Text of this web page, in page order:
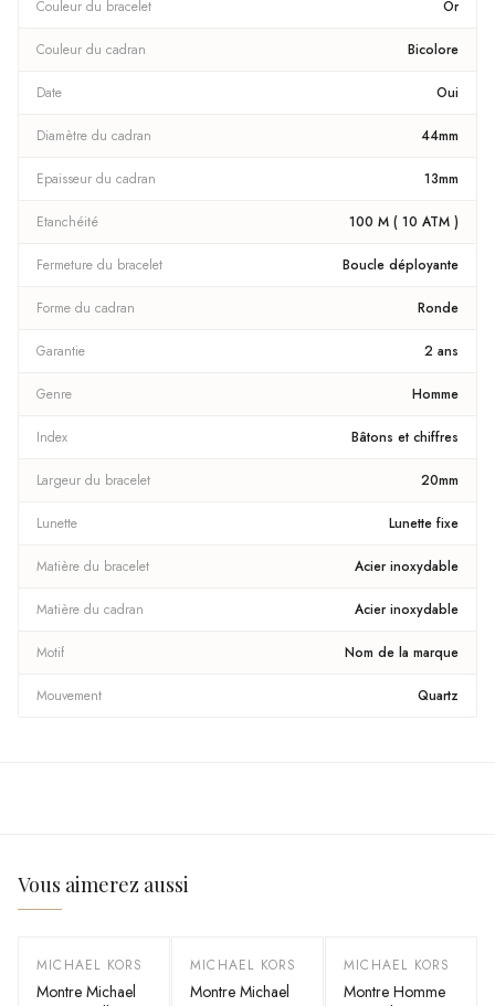
Couleur du bracelet Or
Couleur du cadran Bicolore
Date Oui
Diamètre du cadran 44mm
Epaisseur du cadran 13mm
Etanchéité 100 M ( 10 ATM )
Fermeture du bracelet Boucle déployante
Forme du cadran Ronde
Garantie 2 ans
Genre Homme
Index Bâtons et chiffres
Largeur du bracelet 20mm
Lunette Lunette fixe
Matière du bracelet Acier inoxydable
Matière du cadran Acier inoxydable
Motif Nom de la marque
Mouvement Quartz
Vous aimerez aussi
-50%
MICHAEL KORS
Montre Michael
-60%
MICHAEL KORS
Montre Michael
-40%
MICHAEL KORS
Montre Homme